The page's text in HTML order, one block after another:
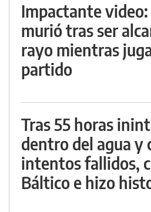
Impactante
murió tras ser
rayo mientras
partido
Tras 55 horas
dentro del agua y
intentos fallidos,
Báltico e hizo